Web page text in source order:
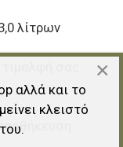
λίτρων
×
αλλά και το
κλειστό